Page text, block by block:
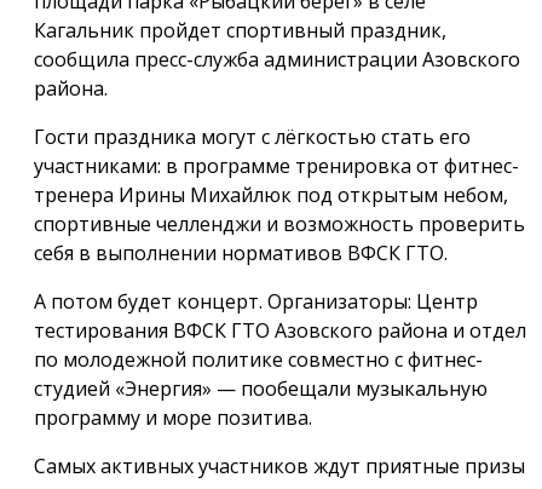
Кагальник пройдет спортивный праздник,
сообщила пресс-служба администрации Азовского
района.
Гости праздника могут с лёгкостью стать его
участниками: в программе тренировка от фитнес-
тренера Ирины Михайлюк под открытым небом,
спортивные челленджи и возможность проверить
себя в выполнении нормативов ВФСК ГТО.
А потом будет концерт. Организаторы: Центр
тестирования ВФСК ГТО Азовского района и отдел
по молодежной политике совместно с фитнес-
студией «Энергия» — пообещали музыкальную
программу и море позитива.
Самых активных участников ждут приятные призы